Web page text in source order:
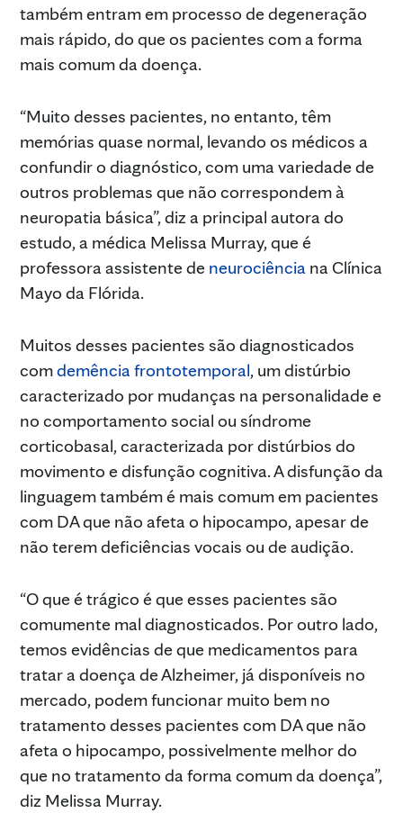
também entram em processo de degeneração
mais rápido, do que os pacientes com a forma
mais comum da doença.
“Muito desses pacientes, no entanto, têm
memórias quase normal, levando os médicos a
confundir o diagnóstico, com uma variedade de
outros problemas que não correspondem à
neuropatia básica”, diz a principal autora do
estudo, a médica Melissa Murray, que é
professora assistente de neurociência na Clínica
Mayo da Flórida.
Muitos desses pacientes são diagnosticados
comdemência frontotemporal, um distúrbio
caracterizado por mudanças na personalidade e
no comportamento social ou síndrome
corticobasal, caracterizada por distúrbios do
movimento e disfunção cognitiva. A disfunção da
linguagem também é mais comum em pacientes
com DA que não afeta o hipocampo, apesar de
não terem deficiências vocais ou de audição.
“O que é trágico é que esses pacientes são
comumente mal diagnosticados. Por outro lado,
temos evidências de que medicamentos para
tratar a doença de Alzheimer, já disponíveis no
mercado, podem funcionar muito bem no
tratamento desses pacientes com DA que não
afeta o hipocampo, possivelmente melhor do
que no tratamento da forma comum da doença”,
diz Melissa Murray.